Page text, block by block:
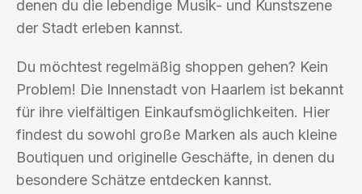
denen du die lebendige Musik- und Kunstszene
der Stadt erleben kannst.
Du möchtest regelmäßig shoppen gehen? Kein
Problem! Die Innenstadt von Haarlem ist bekannt
für ihre vielfältigen Einkaufsmöglichkeiten. Hier
findest du sowohl große Marken als auch kleine
Boutiquen und originelle Geschäfte, in denen du
besondere Schätze entdecken kannst.